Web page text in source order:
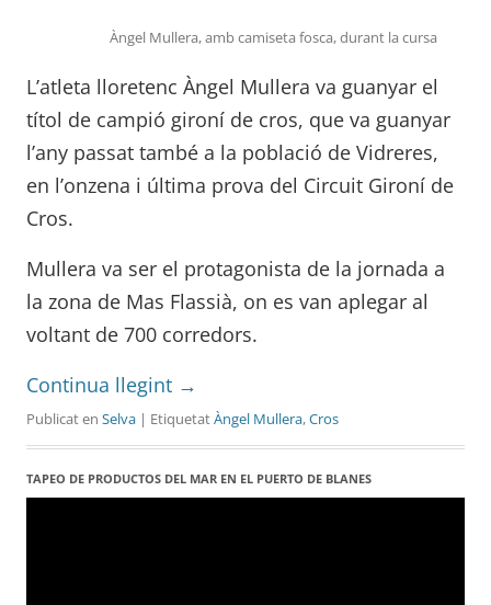
Àngel Mullera, amb camiseta fosca, durant la cursa
L’atleta lloretenc Àngel Mullera va guanyar el
títol de campió gironí de cros, que va guanyar
l’any passat també a la població de Vidreres,
en l’onzena i última prova del Circuit Gironí de
Cros.
Mullera va ser el protagonista de la jornada a
la zona de Mas Flassià, on es van aplegar al
voltant de 700 corredors.
Continua llegint →
Publicat en Selva | EtiquetatÀngel Mullera,Cros
TAPEO DE PRODUCTOS DEL MAR EN EL PUERTO DE BLANES
Reproductor